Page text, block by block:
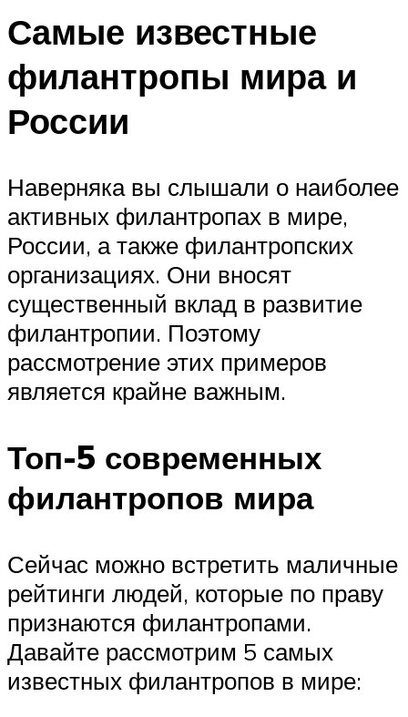
Самые известные
филантропы мира и
России
Наверняка вы слышали о наиболее
активных филантропах в мире,
России, а также филантропских
организациях. Они вносят
существенный вклад в развитие
филантропии. Поэтому
рассмотрение этих примеров
является крайне важным.
Топ-5 современных
филантропов мира
Сейчас можно встретить маличные
рейтинги людей, которые по праву
признаются филантропами.
Давайте рассмотрим 5 самых
известных филантропов в мире: